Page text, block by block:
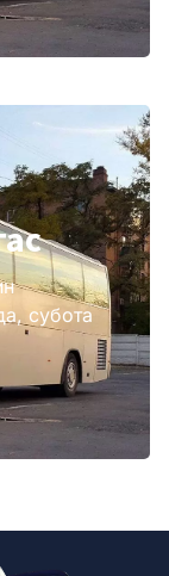
субота